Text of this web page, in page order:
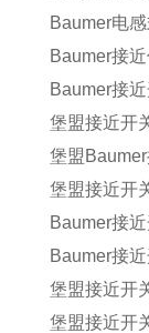
Baumer电
Baumer接
Baumer接
堡盟接近开
堡盟 Baumer
堡盟接近开
Baumer接
Baumer接
堡盟接近开
堡盟接近开